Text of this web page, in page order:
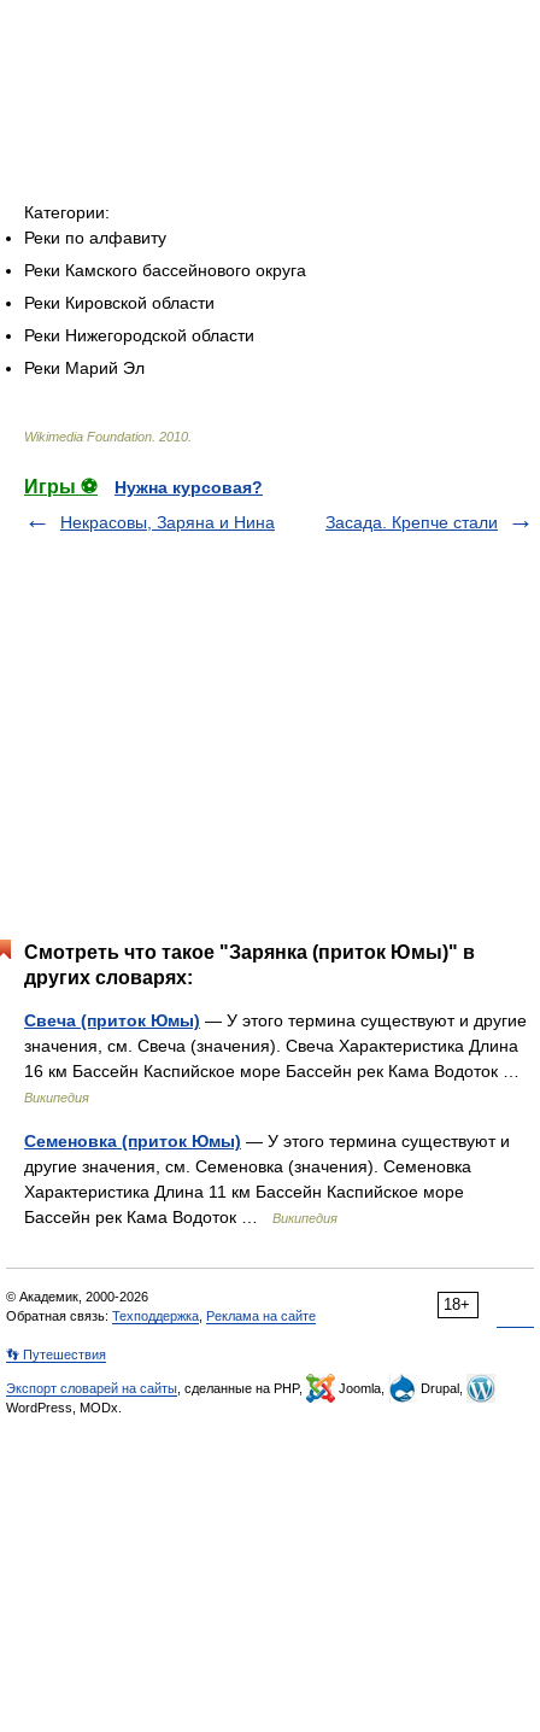
Категории:
Реки по алфавиту
Реки Камского бассейнового округа
Реки Кировской области
Реки Нижегородской области
Реки Марий Эл
Wikimedia Foundation 2010
Игры ⚽
Нужна курсовая?
Некрасовы, Заряна и Нина
Засада. Крепче стали
Смотреть что такое "Зарянка (приток Юмы)" в
других словарях:
Свеча (приток Юмы) — У этого термина существуют и другие
значения, см. Свеча (значения). Свеча Характеристика Длина
16 км Бассейн Каспийское море Бассейн рек Кама Водоток …
Википедия
Семеновка (приток Юмы) — У этого термина существуют и
другие значения, см. Семеновка (значения). Семеновка
Характеристика Длина 11 км Бассейн Каспийское море
Бассейн рек Кама Водоток …
Википедия
18+
© Академик, 2000-2026
Обратная связь: Техподдержка Реклама на сайте
👣 Путешествия
Экспорт словарей на сайты , сделанные на PHP, Joomla,
Drupal,
WordPress, MODx.